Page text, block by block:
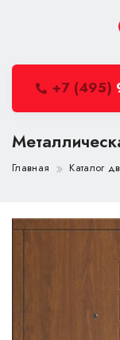
+7 (495)
Главная Каталог